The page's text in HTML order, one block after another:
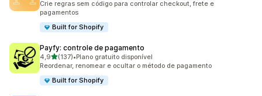
Crie regras sem código para controlar checkout, frete e
pagamentos
Built for Shopify
Payfy: controle de pagamento
4,9de 5 estrelas
(137)
137 avaliações ao todo
•Plano gratuito disponível
Reordenar, renomear e ocultar o método de pagamento
Built for Shopify